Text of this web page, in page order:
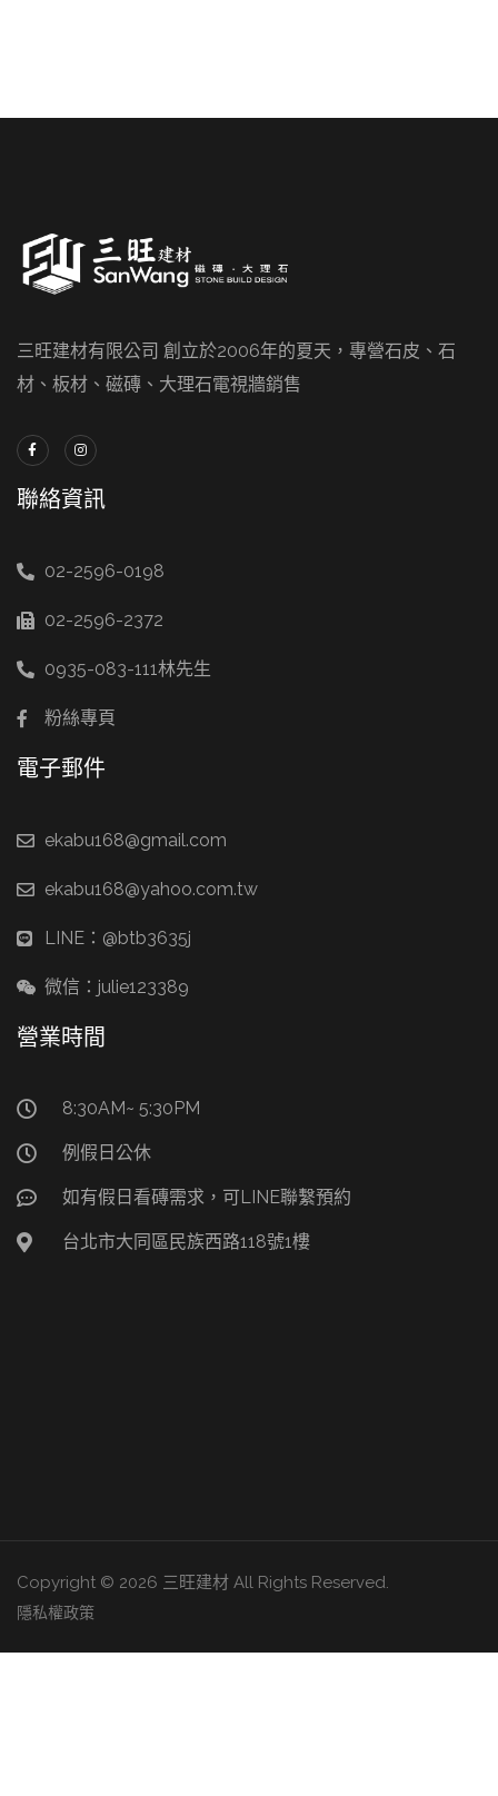
三旺建材有限公司 創立於2006年的夏天，專營石皮、石
材、板材、磁磚、大理石電視牆銷售
聯絡資訊
02-2596-0198
02-2596-2372
0935-083-111林先生
粉絲專頁
電子郵件
ekabu168@gmail.com
ekabu168@yahoo.com.tw
LINE：@btb3635j
微信：julie123389
營業時間
8:30AM~ 5:30PM
例假日公休
如有假日看磚需求，可LINE聯繫預約
台北市大同區民族西路118號1樓
Copyright © 2026 三旺建材 All Rights Reserved.
隱私權政策